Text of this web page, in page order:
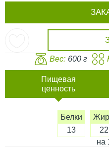
Вес: 600 г
Пищевая
ценность
Белки
13
22
на